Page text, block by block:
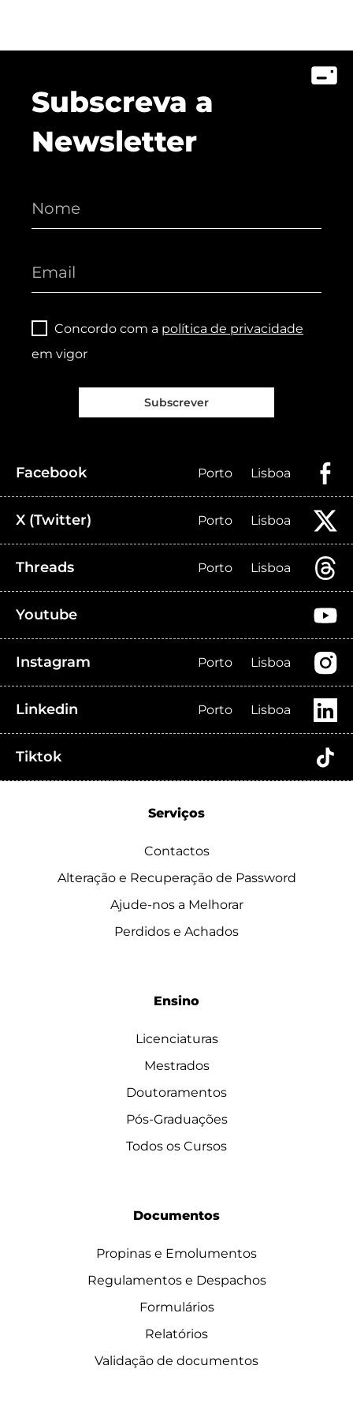
Subscreva a
Newsletter
Concordo com a política de privacidade
em vigor
Subscrever
Facebook Porto Lisboa
X (Twitter) Porto Lisboa
Threads Porto Lisboa
Youtube
Instagram Porto Lisboa
Linkedin Porto Lisboa
Tiktok
Serviços
Contactos
Alteração e Recuperação de Password
Ajude-nos a Melhorar
Perdidos e Achados
Ensino
Licenciaturas
Mestrados
Doutoramentos
Pós-Graduações
Todos os Cursos
Documentos
Propinas e Emolumentos
Regulamentos e Despachos
Formulários
Relatórios
Validação de documentos